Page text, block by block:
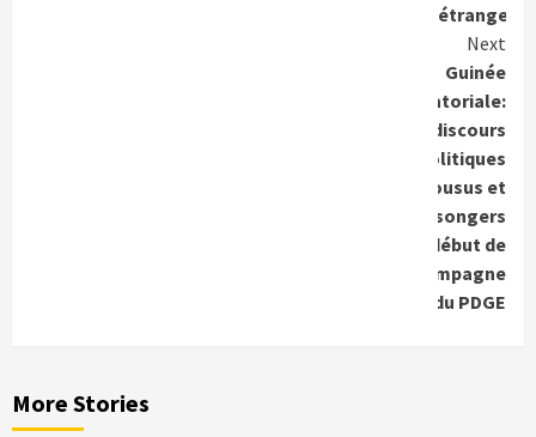
étrangers
Next
Guinée
Equatoriale:
Des discours
politiques
décousus et
mensongers
en début de
campagne
du PDGE
More Stories